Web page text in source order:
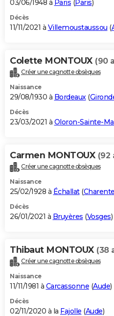
03/06/1948 à Paris (Paris)
Décès
11/11/2021 à Villemoustaussou (
Colette MONTOUX (90
Créer une cagnotte obsèques
Naissance
29/08/1930 à Bordeaux(
Décès
23/03/2021 à Oloron-Sainte-
Carmen MONTOUX (92
Créer une cagnotte obsèques
Naissance
25/02/1928 à Échallat(Charente
Décès
26/01/2021 à Bruyères (Vosges)
Thibaut MONTOUX (38
Créer une cagnotte obsèques
Naissance
11/11/1981 à Carcassonne (Aude)
Décès
02/11/2020 à la Fajolle (Aude)